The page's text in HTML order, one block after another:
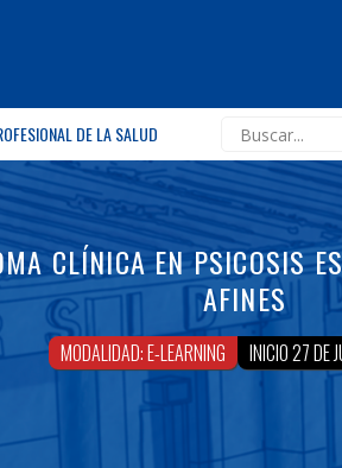
DE LA SALUD
CLÍNICA EN PSICOSIS
AFINES
MODALIDAD: E-LEARNING INICIO 27 DE